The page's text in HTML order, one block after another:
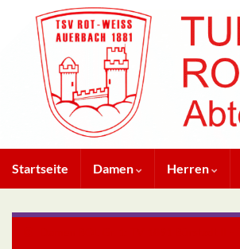
Startseite Damen Herren